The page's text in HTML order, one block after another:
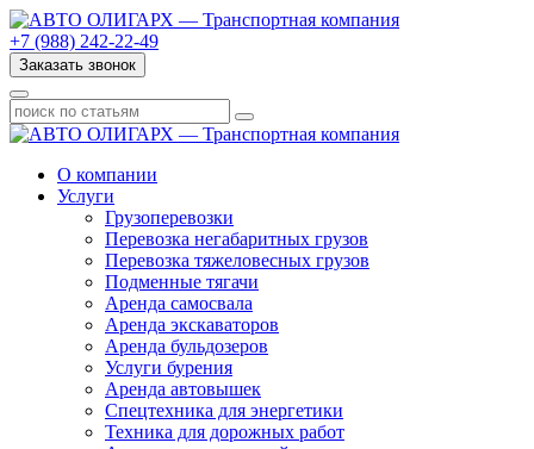
+7 (988) 242-22-49
Заказать звонок
О компании
Услуги
Грузоперевозки
Перевозка негабаритных грузов
Перевозка тяжеловесных грузов
Подменные тягачи
Аренда самосвала
Аренда экскаваторов
Аренда бульдозеров
Услуги бурения
Аренда автовышек
Спецтехника для энергетики
Техника для дорожных работ